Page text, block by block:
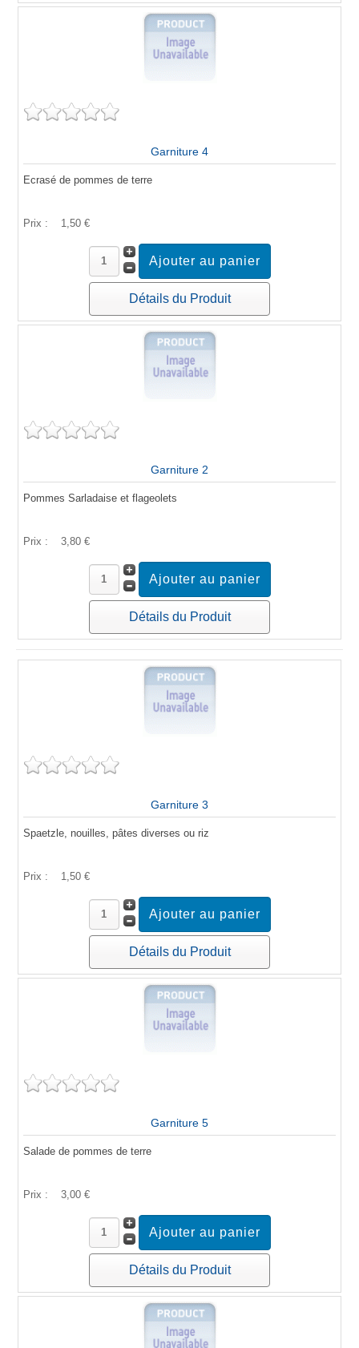
Garniture 4
Ecrasé de pommes de terre
Prix : 1,50 €
Détails du Produit
Garniture 2
Pommes Sarladaise et flageolets
Prix : 3,80 €
Détails du Produit
Garniture 3
Spaetzle, nouilles, pâtes diverses ou riz
Prix : 1,50 €
Détails du Produit
Garniture 5
Salade de pommes de terre
Prix : 3,00 €
Détails du Produit